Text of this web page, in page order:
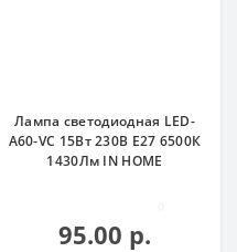
Лампа светодиодная LED-
A60-VC 15Вт 230В Е27 6500К
1430Лм IN HOME
95.00 р.